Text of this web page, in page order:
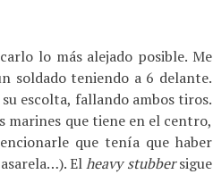
lo más alejado posible. Me
soldado teniendo a 6 delante.
escolta, fallando ambos tiros.
marines que tiene en el centro,
que tenía que haber
Elheavy stubbersigue